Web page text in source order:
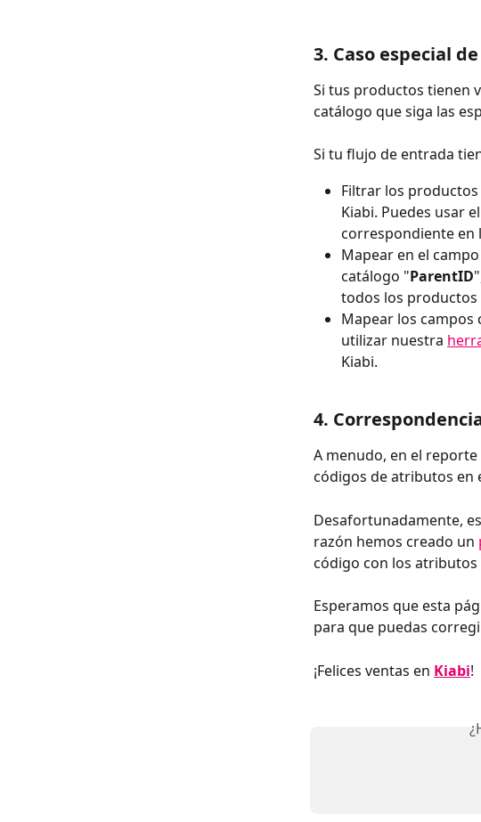
3. Caso especial
Si tus productos tienen
catálogo que siga las
Si tu flujo de entrada
Filtrar los productos
Kiabi. Puedes usar
correspondiente en
Mapear en el campo
catálogo "ParentID
todos los productos
Mapear los campos
utilizar nuestra
Kiabi.
4.
A menudo, en el
códigos de atributos en
Desafortunadamente,
razón hemos creado un
código con los atributos
Esperamos que esta
para que puedas
¡Felices ventas en Kiabi!